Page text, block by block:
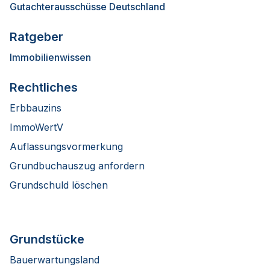
Gutachterausschüsse Deutschland
Ratgeber
Immobilienwissen
Rechtliches
Erbbauzins
ImmoWertV
Auflassungsvormerkung
Grundbuchauszug anfordern
Grundschuld löschen
Grundstücke
Bauerwartungsland